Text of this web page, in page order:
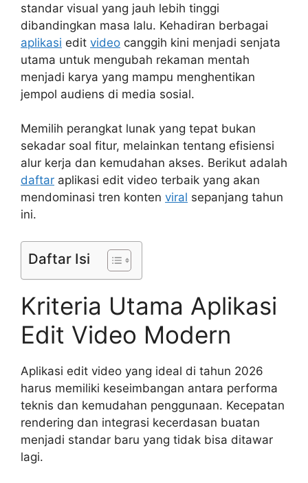
standar visual yang jauh lebih tinggi
dibandingkan masa lalu. Kehadiran berbagai
aplikasi edit video canggih kini menjadi senjata
utama untuk mengubah rekaman mentah
menjadi karya yang mampu menghentikan
jempol audiens di media sosial.
Memilih perangkat lunak yang tepat bukan
sekadar soal fitur, melainkan tentang efisiensi
alur kerja dan kemudahan akses. Berikut adalah
daftar aplikasi edit video terbaik yang akan
mendominasi tren konten viral sepanjang tahun
ini.
Daftar Isi
Kriteria Utama Aplikasi
Edit Video Modern
Aplikasi edit video yang ideal di tahun 2026
harus memiliki keseimbangan antara performa
teknis dan kemudahan penggunaan. Kecepatan
rendering dan integrasi kecerdasan buatan
menjadi standar baru yang tidak bisa ditawar
lagi.